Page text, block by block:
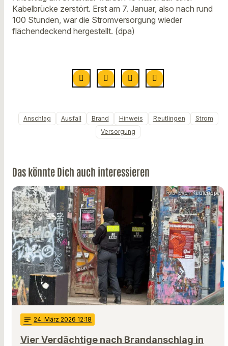
Kabelbrücke zerstört. Erst am 7. Januar, also nach rund
100 Stunden, war die Stromversorgung wieder
flächendeckend hergestellt. (dpa)
Anschlag Ausfall Brand Hinweis Reutlingen
Strom
Versorgung
Das könnte Dich auch interessieren
Foto: Sven Käuler/dpa
notes 24. März 2026 12:18
Vier Verdächtige nach Brandanschlag in